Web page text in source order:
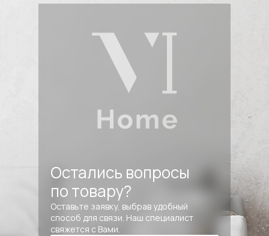
Остались вопросы
по товару?
Оставьте заявку, выбрав удобный
способ для связи. Наш специалист
свяжется с Вами.